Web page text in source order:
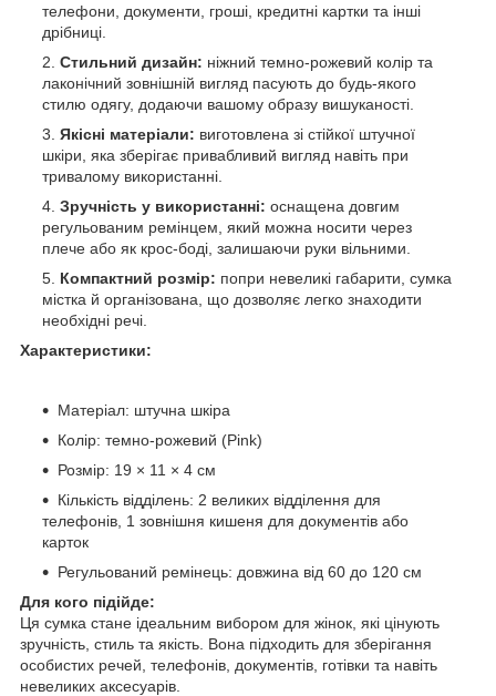
телефони, документи, гроші, кредитні картки та інші
дрібниці.
Стильний дизайн: ніжний темно-рожевий колір та
лаконічний зовнішній вигляд пасують до будь-якого
стилю одягу, додаючи вашому образу вишуканості.
Якісні матеріали: виготовлена зі стійкої штучної
шкіри, яка зберігає привабливий вигляд навіть при
тривалому використанні.
Зручність у використанні: оснащена довгим
регульованим ремінцем, який можна носити через
плече або як крос-боді, залишаючи руки вільними.
Компактний розмір: попри невеликі габарити, сумка
містка й організована, що дозволяє легко знаходити
необхідні речі.
Характеристики:
Матеріал: штучна шкіра
Колір: темно-рожевий (Pink)
Розмір: 19 × 11 × 4 см
Кількість відділень: 2 великих відділення для
телефонів, 1 зовнішня кишеня для документів або
карток
Регульований ремінець: довжина від 60 до 120 см
Для кого підійде:
Ця сумка стане ідеальним вибором для жінок, які цінують
зручність, стиль та якість. Вона підходить для зберігання
особистих речей, телефонів, документів, готівки та навіть
невеликих аксесуарів.